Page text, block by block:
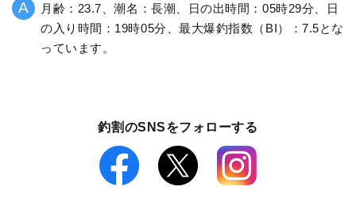
月齢：23.7、潮名：長潮、日の出時間：05時29分、日
の入り時間：19時05分、最大爆釣指数（BI）：7.5とな
っています。
釣割のSNSをフォローする